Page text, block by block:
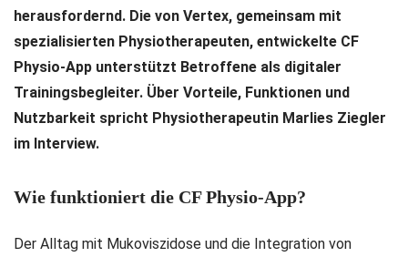
herausfordernd. Die von Vertex, gemeinsam mit
spezialisierten Physiotherapeuten, entwickelte CF
Physio-App unterstützt Betroffene als digitaler
Trainingsbegleiter. Über Vorteile, Funktionen und
Nutzbarkeit spricht Physiotherapeutin Marlies Ziegler
im Interview.
Wie funktioniert die CF Physio-App?
Der Alltag mit Mukoviszidose und die Integration von